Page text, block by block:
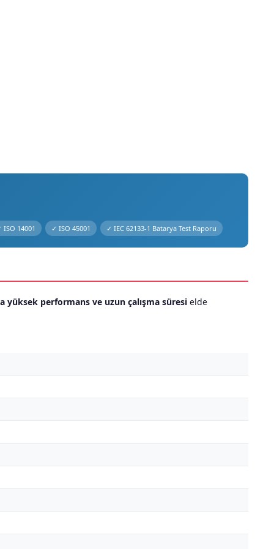
ISO 14001 ✓ ISO 45001 ✓ IEC 62133-1 Batarya Test Raporu
yüksek performans ve uzun çalışma süresi elde